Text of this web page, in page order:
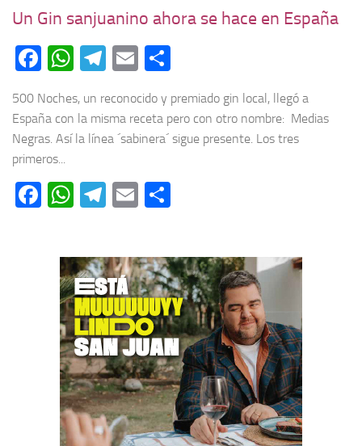
Un Gin sanjuanino ahora se hace en España
Facebook
WhatsApp
Telegram
Email
500 Noches, un reconocido y premiado gin local, llegó a
España con la misma receta pero con otro nombre: Medias
Negras. Así la línea ´sabinera´ sigue presente. Los tres
primeros...
Facebook
WhatsApp
Telegram
Email